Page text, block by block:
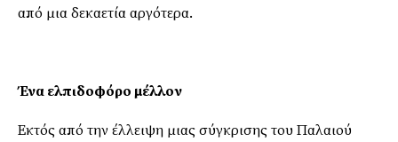
από μια δεκαετία αργότερα.
Ένα ελπιδοφόρο μέλλον
Εκτός από την έλλειψη μιας σύγκρισης του Παλαιού